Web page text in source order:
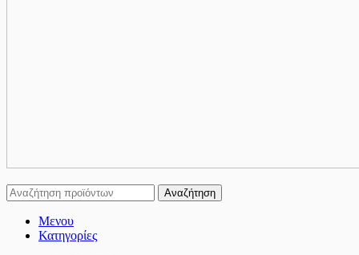
Αναζήτηση
Μενου
Κατηγορίες